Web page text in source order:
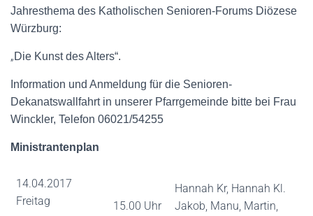
Jahresthema des Katholischen Senioren-Forums Diözese
Würzburg:
„Die Kunst des Alters“.
Information und Anmeldung für die Senioren-
Dekanatswallfahrt in unserer Pfarrgemeinde bitte bei Frau
Winckler, Telefon 06021/54255
Ministrantenplan
14.04.2017
Freitag
15.00 Uhr
Hannah Kr, Hannah Kl.
Jakob, Manu, Martin,